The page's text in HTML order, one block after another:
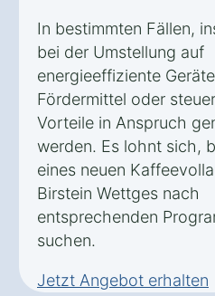
In bestimmten Fällen,
bei der Umstellung auf
energieeffiziente
Fördermittel oder
Vorteile in Anspruch
werden. Es lohnt sich,
eines neuen
Birstein Wettges nach
entsprechenden
suchen.
Jetzt Angebot erhalten